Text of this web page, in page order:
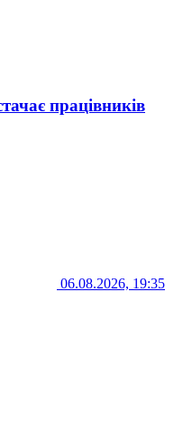
працівників
06.08.2026, 19:35